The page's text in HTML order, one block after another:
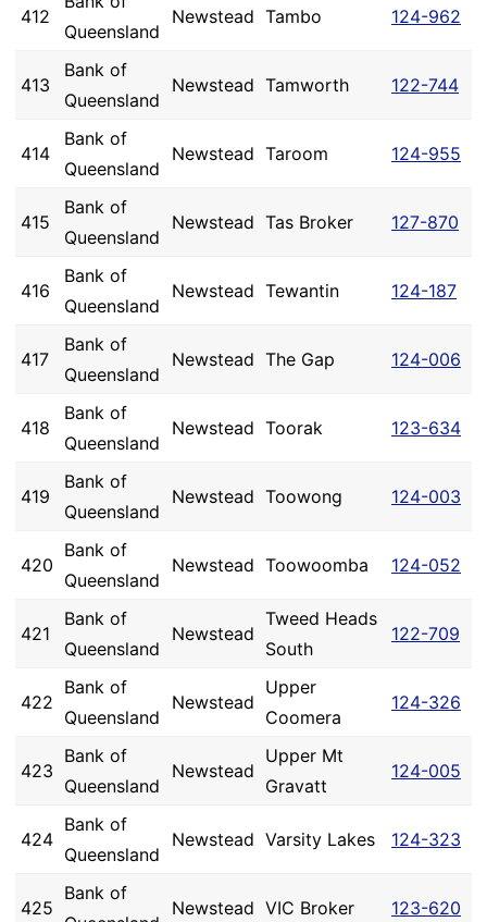
412
Queensland
Newstead Tambo 124-962
413
Bank of
Queensland
Newstead Tamworth 122-744
414
Bank of
Queensland
Newstead Taroom 124-955
415
Bank of
Queensland
Newstead Tas Broker 127-870
416
Bank of
Queensland
Newstead Tewantin 124-187
417
Bank of
Queensland
Newstead The Gap 124-006
418
Bank of
Queensland
Newstead Toorak 123-634
419
Bank of
Queensland
Newstead Toowong 124-003
420
Bank of
Queensland
Newstead Toowoomba 124-052
421
Bank of
Queensland
Newstead
Tweed Heads
South
122-709
422
Bank of
Queensland
Newstead
Upper
Coomera
124-326
423
Bank of
Queensland
Newstead
Upper Mt
Gravatt
124-005
424
Bank of
Queensland
Newstead Varsity Lakes 124-323
425
Bank of
Newstead VIC Broker 123-620